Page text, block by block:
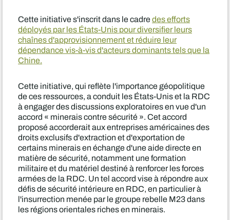
Cette initiative s'inscrit dans le cadredes efforts
déployés par les États-Unis pour diversifier leurs
chaînes d'approvisionnement et réduire leur
dépendance vis-à-vis d'acteurs dominants tels que la
Chine.
Cette initiative, qui reflète l'importance géopolitique
de ces ressources, a conduit les États-Unis et la RDC
à engager des discussions exploratoires en vue d'un
accord « minerais contre sécurité ». Cet accord
proposé accorderait aux entreprises américaines des
droits exclusifs d'extraction et d'exportation de
certains minerais en échange d'une aide directe en
matière de sécurité, notamment une formation
militaire et du matériel destiné à renforcer les forces
armées de la RDC. Un tel accord vise à répondre aux
défis de sécurité intérieure en RDC, en particulier à
l'insurrection menée par le groupe rebelle M23 dans
les régions orientales riches en minerais.